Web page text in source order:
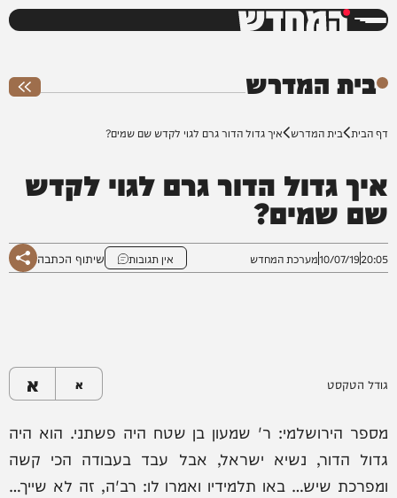
המחדש
בית המדרש
דף הבית בית המדרש איך גדול הדור גרם לגוי לקדש שם שמים?
איך גדול הדור גרם לגוי לקדש
שם שמים?
20:05
10/07/19מערכת המחדש אין תגובות שיתוף הכתבה
גודל הטקסט א א
מספר הירושלמי: ר' שמעון בן שטח היה פשתני. הוא היה
גדול הדור, נשיא ישראל, אבל עבד בעבודה הכי קשה
ומפרכת שיש… באו תלמידיו ואמרו לו: רב'ה, זה לא שייך…